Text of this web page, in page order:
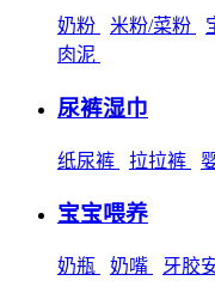
奶粉 米粉/菜粉
肉泥
尿裤湿巾
纸尿裤 拉拉裤
宝宝喂养
奶瓶 奶嘴 牙胶